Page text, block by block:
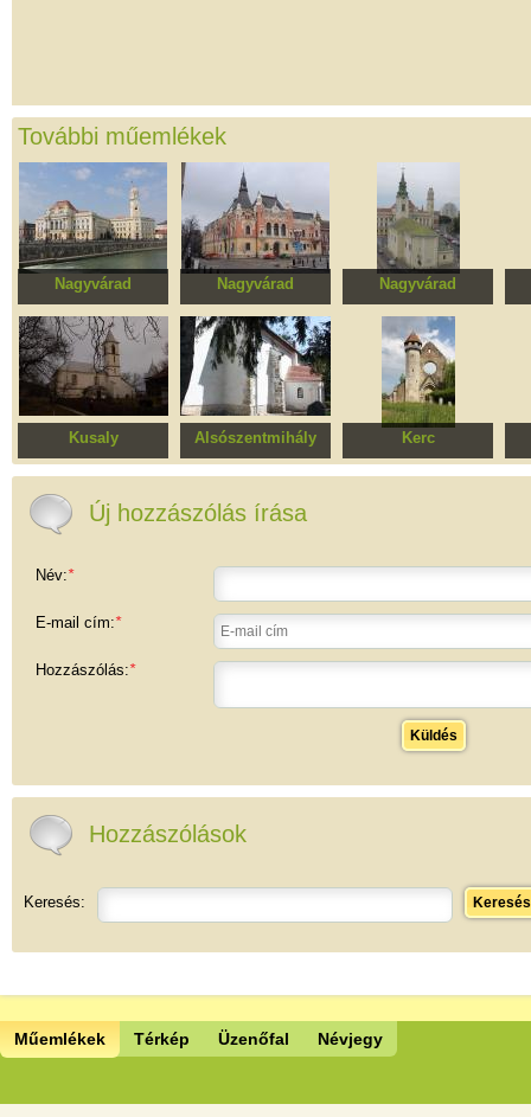
További műemlékek
Nagyvárad
Polgármesteri hivatal
Nagyvárad
Görög katolikus
püspöki palota
Nagyvárad
Szent László római
katolikus templom
Kusaly
Református
Alsószentmihály
Református templom
Kerc
Egykori cisztercita
Új hozzászólás írása
Név:*
E-mail cím:*
Hozzászólás:*
Küldés
Hozzászólások
Keresés: Keresés
Műemlékek Térkép Üzenőfal Névjegy